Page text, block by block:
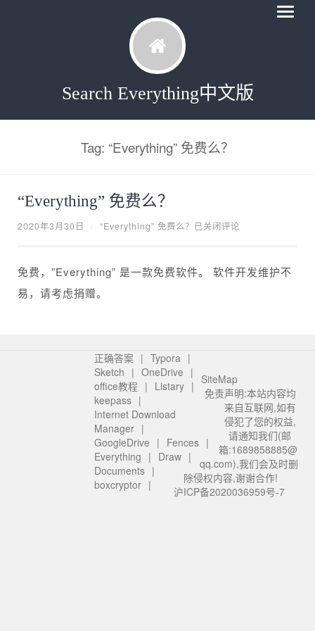
Search Everything中文版
Tag: “Everything” 免费么？
“Everything” 免费么？
2020年3月30日 “Everything” 免费么？ 已关闭评论
免费，”Everything” 是一款免费软件。 软件开发维护不
易，请考虑捐赠。
正确答案 Typora
Sketch OneDrive
office教程
Listary
keepass
Internet Download
Manager
GoogleDrive Fences
Everything
Draw
Documents
boxcryptor
SiteMap
免责声明:本站内容均
来自互联网,如有
侵犯了您的权益,
请通知我们(邮
箱:1689858885@
qq.com),我们会及时删
除侵权内容,谢谢合作!
沪ICP备2020036959号-7